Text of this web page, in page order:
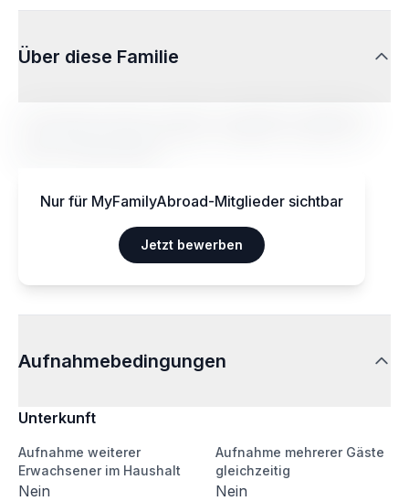
Über diese Familie
Nur für MyFamilyAbroad-Mitglieder sichtbar
Jetzt bewerben
Aufnahmebedingungen
Unterkunft
Aufnahme weiterer
Erwachsener im Haushalt
Nein
Aufnahme mehrerer Gäste
gleichzeitig
Nein